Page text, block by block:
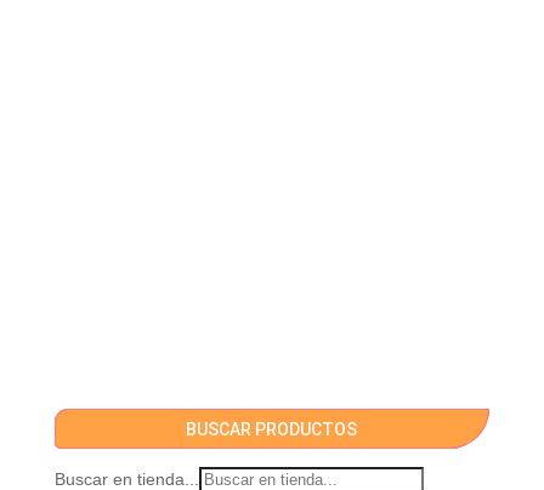
BUSCAR PRODUCTOS
Buscar en tienda...